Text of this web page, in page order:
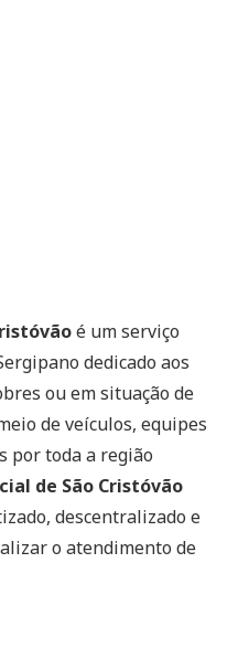
é um serviço
dedicado aos
ou em situação de
de veículos, equipes
por toda a região
de São Cristóvão
descentralizado e
o atendimento de